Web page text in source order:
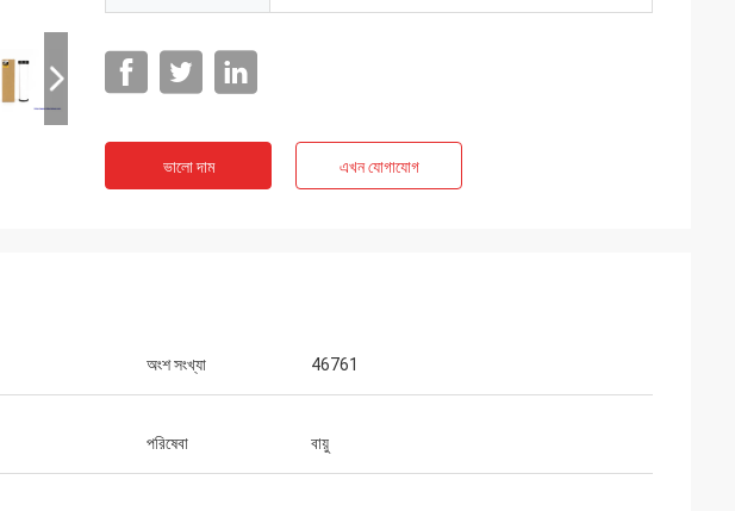
ভালো দাম এখন যোগাযোগ
অংশ সংখ্যা 46761
পরিষেবা বায়ু